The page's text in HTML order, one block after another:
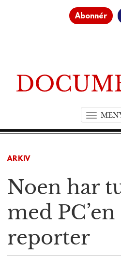
Abonnér
ARKIV
Noen har
med
reporter